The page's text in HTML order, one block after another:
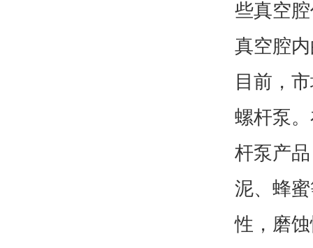
些真空
真空腔
目前，
螺杆泵
杆泵产
泥、蜂
性，磨